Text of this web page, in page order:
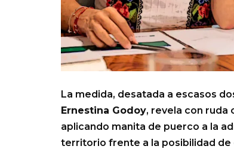
La medida, desatada a escasos
Ernestina Godoy, revela con ruda
aplicando manita de puerco a la
territorio frente a la posibilidad